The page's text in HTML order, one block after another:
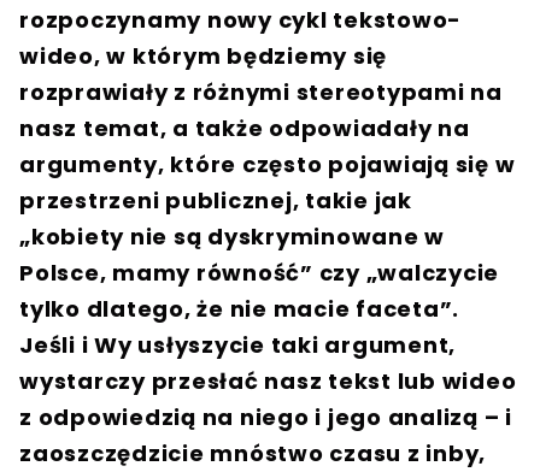
rozpoczynamy nowy cykl tekstowo-
wideo, w którym będziemy się
rozprawiały z różnymi stereotypami na
nasz temat, a także odpowiadały na
argumenty, które często pojawiają się w
przestrzeni publicznej, takie jak
„kobiety nie są dyskryminowane w
Polsce, mamy równość” czy „walczycie
tylko dlatego, że nie macie faceta”.
Jeśli i Wy usłyszycie taki argument,
wystarczy przesłać nasz tekst lub wideo
z odpowiedzią na niego i jego analizą – i
zaoszczędzicie mnóstwo czasu z inby,